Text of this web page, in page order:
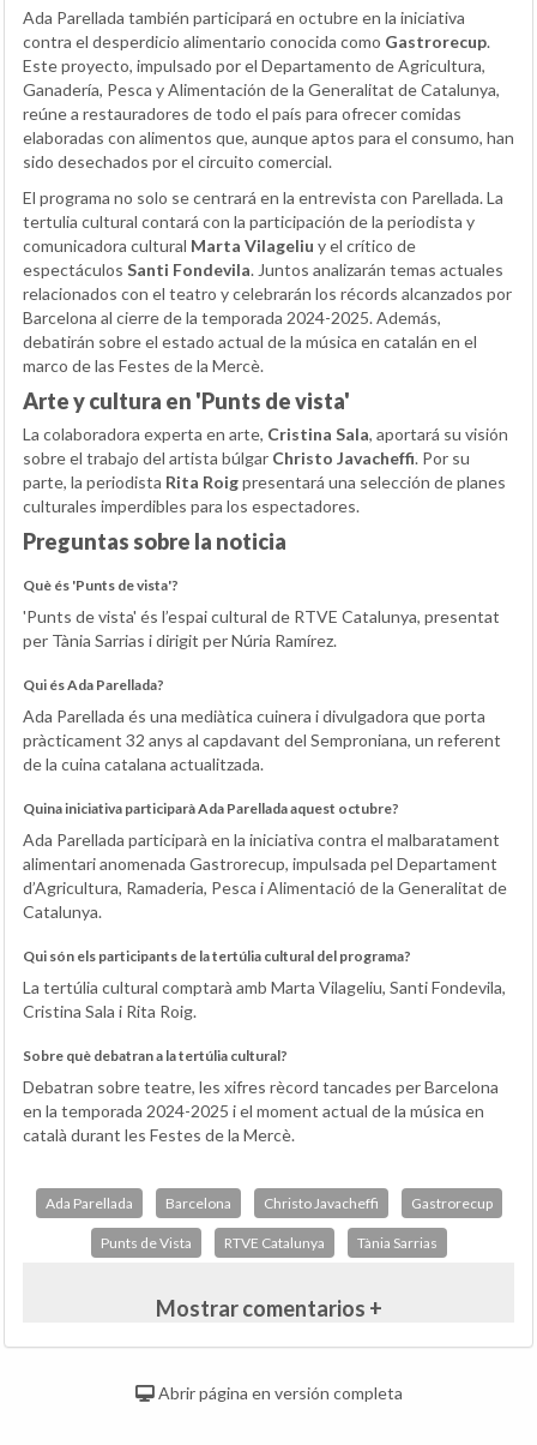
Ada Parellada también participará en octubre en la iniciativa
contra el desperdicio alimentario conocida como Gastrorecup.
Este proyecto, impulsado por el Departamento de Agricultura,
Ganadería, Pesca y Alimentación de la Generalitat de Catalunya,
reúne a restauradores de todo el país para ofrecer comidas
elaboradas con alimentos que, aunque aptos para el consumo, han
sido desechados por el circuito comercial.
El programa no solo se centrará en la entrevista con Parellada. La
tertulia cultural contará con la participación de la periodista y
comunicadora cultural Marta Vilageliu y el crítico de
espectáculos Santi Fondevila. Juntos analizarán temas actuales
relacionados con el teatro y celebrarán los récords alcanzados por
Barcelona al cierre de la temporada 2024-2025. Además,
debatirán sobre el estado actual de la música en catalán en el
marco de las Festes de la Mercè.
Arte y cultura en 'Punts de vista'
La colaboradora experta en arte, Cristina Sala, aportará su visión
sobre el trabajo del artista búlgar Christo Javacheffi. Por su
parte, la periodista Rita Roigpresentará una selección de planes
culturales imperdibles para los espectadores.
Preguntas sobre la noticia
Què és 'Punts de vista'?
'Punts de vista' és l’espai cultural de RTVE Catalunya, presentat
per Tània Sarrias i dirigit per Núria Ramírez.
Qui és Ada Parellada?
Ada Parellada és una mediàtica cuinera i divulgadora que porta
pràcticament 32 anys al capdavant del Semproniana, un referent
de la cuina catalana actualitzada.
Quina iniciativa participarà Ada Parellada aquest octubre?
Ada Parellada participarà en la iniciativa contra el malbaratament
alimentari anomenada Gastrorecup, impulsada pel Departament
d’Agricultura, Ramaderia, Pesca i Alimentació de la Generalitat de
Catalunya.
Qui són els participants de la tertúlia cultural del programa?
La tertúlia cultural comptarà amb Marta Vilageliu, Santi Fondevila,
Cristina Sala i Rita Roig.
Sobre què debatran a la tertúlia cultural?
Debatran sobre teatre, les xifres rècord tancades per Barcelona
en la temporada 2024-2025 i el moment actual de la música en
català durant les Festes de la Mercè.
Ada Parellada Barcelona Christo Javacheffi Gastrorecup
Punts de Vista RTVE Catalunya Tània Sarrias
Mostrar comentarios +
Abrir página en versión completa